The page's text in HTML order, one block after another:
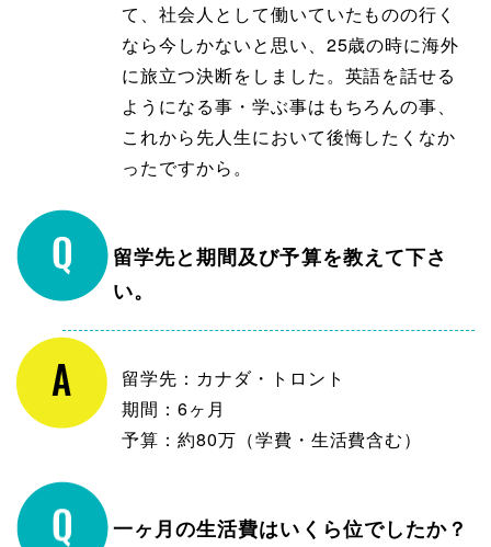
て、社会人として働いていたものの行く
なら今しかないと思い、25歳の時に海外
に旅立つ決断をしました。英語を話せる
ようになる事・学ぶ事はもちろんの事、
これから先人生において後悔したくなか
ったですから。
留学先と期間及び予算を教えて下さ
い。
留学先：カナダ・トロント
期間：6ヶ月
予算：約80万（学費・生活費含む）
一ヶ月の生活費はいくら位でしたか？